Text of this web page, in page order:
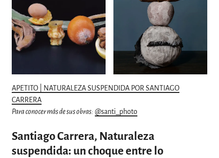
APETITO | NATURALEZA SUSPENDIDA POR SANTIAGO
CARRERA
Para conocer más de sus obras: @santi_photo
Santiago Carrera, Naturaleza
suspendida: un choque entre lo